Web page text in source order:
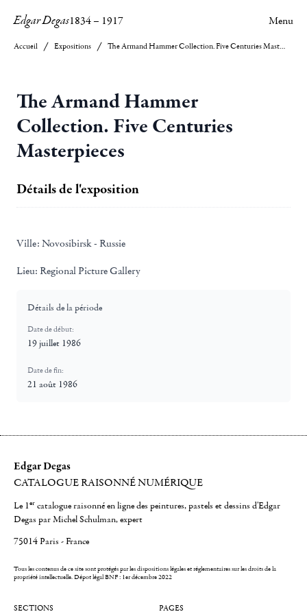
Edgar Degas1834– 1917 Menu
Accueil Expositions The Armand Hammer Collection. Five Centuries Masterpieces
The Armand Hammer
Collection. Five Centuries
Masterpieces
Détails de l'exposition
Ville: Novosibirsk - Russie
Lieu: Regional Picture Gallery
Détails de la période
Date de début:
19 juillet 1986
Date de fin:
21 août 1986
Edgar Degas
CATALOGUE RAISONNÉ NUMÉRIQUE
Le 1er catalogue raisonné en ligne des peintures, pastels et dessins d'Edgar
Degas par Michel Schulman, expert
75014 Paris - France
Tous les contenus de ce site sont protégés par les dispositions légales et réglementaires sur les droits de la
propriété intellectuelle.Dépot légal BNF : 1er décembre 2022
SECTIONS PAGES